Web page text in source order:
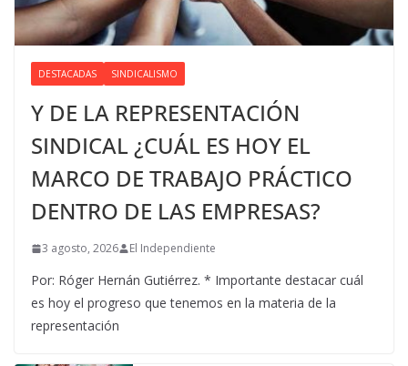
DESTACADAS SINDICALISMO
Y DE LA REPRESENTACIÓN
SINDICAL ¿CUÁL ES HOY EL
MARCO DE TRABAJO PRÁCTICO
DENTRO DE LAS EMPRESAS?
3 agosto, 2026 El Independiente
Por: Róger Hernán Gutiérrez. * Importante destacar cuál
es hoy el progreso que tenemos en la materia de la
representación